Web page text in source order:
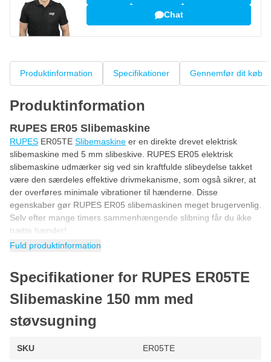
Chat
Produktinformation Specifikationer Gennemfør dit køb
Produktinformation
RUPES ER05 Slibemaskine
RUPES ER05TE Slibemaskine er en direkte drevet elektrisk
slibemaskine med 5 mm slibeskive. RUPES ER05 elektrisk
slibemaskine udmærker sig ved sin kraftfulde slibeydelse takket
være den særdeles effektive drivmekanisme, som også sikrer, at
der overføres minimale vibrationer til hænderne. Disse
egenskaber gør RUPES ER05 slibemaskinen meget brugervenlig.
Selv efter mange timers sammenhængende slibning får du ikke
trætte hænder!
Design af RUPES ER05
roterende maskine og udstyret med en progressiv start, hvilket
betyder, at der aldrig kan opstå skader på de overflader, der skal
slibes, på grund af for højt omdrejningstal. RUPES ER05 elektrisk
slibemaskine er sikker takket være den 5 mm store
slibebevægelse. Der er mange anvendelsesmuligheder for
autolakeringsarbejde, skibsindustrien og industrien. Overalt, hvor
Fuld produktinformation
Specifikationer for RUPES ER05TE
Slibemaskine 150 mm med
støvsugning
SKU ER05TE